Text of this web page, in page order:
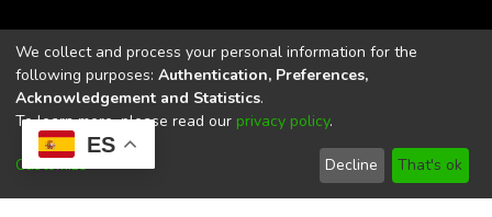
ES
Universidad Politécnica Estatal del Carchi
Universidad Politécnica Estatal del Carchi | Acreditada por el
CACES Resolución N°. 160-SE-33-CACES-2020
We collect and process your personal information for the
following purposes: Authentication, Preferences,
Acknowledgement and Statistics.
To learn more, please read our privacy policy.
Customize Decline That's ok